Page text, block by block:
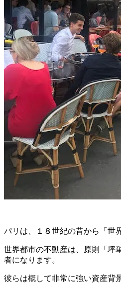
パリは、１８世紀の昔から「世
世界都市の不動産は、原則「坪
者になります。
彼らは概して非常に強い資産背